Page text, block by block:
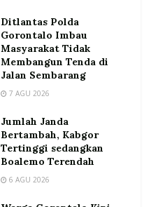
Ditlantas Polda
Gorontalo Imbau
Masyarakat Tidak
Membangun Tenda di
Jalan Sembarang
7 AGU 2026
Jumlah Janda
Bertambah, Kabgor
Tertinggi sedangkan
Boalemo Terendah
6 AGU 2026